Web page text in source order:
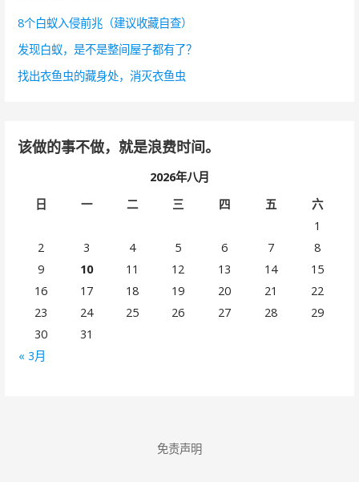
8个白蚁入侵前兆（建议收藏自查）
发现白蚁，是不是整间屋子都有了？
找出衣鱼虫的藏身处，消灭衣鱼虫
该做的事不做，就是浪费时间。
2026年八月
日
一 二 三 四 五 六
« 3月
1
2
3 4 5 6 7
8
9
10 11 12 13 14
15
16
17 18 19 20 21
22
23
24 25 26 27 28
29
30
31
免责声明